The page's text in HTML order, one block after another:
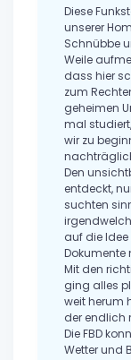
Diese
unserer
Schnübbe
Weile
dass hier
zum
geheimen
mal
wir zu
Den
entdeckt,
suchten
auf die
Dokumente
Mit den
ging alles
weit herum
der endlich
Die FBD
Wetter und